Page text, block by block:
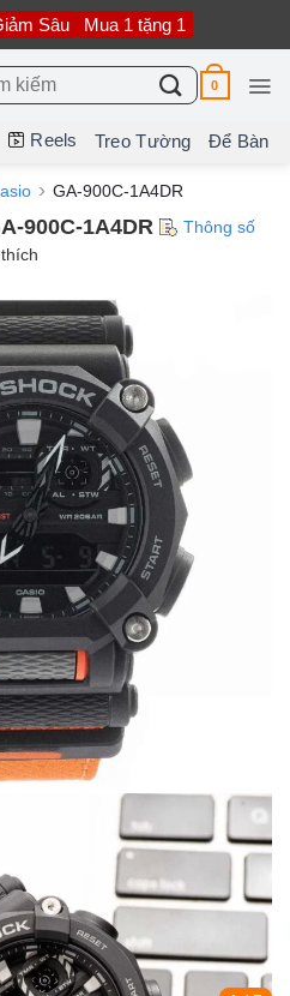
Sâu Mua 1 tặng 1
0
Reels Treo Tường Để Bàn
GA-900C-1A4DR
900C-1A4DR
Thông số